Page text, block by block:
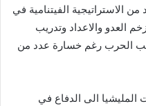
الاستراتيجية الفيتنامية في
العدو والاعداد وتدريب
الحرب رغم خسارة عدد من
يوليو 2023م تحولت المليشيا الى الدفاع في